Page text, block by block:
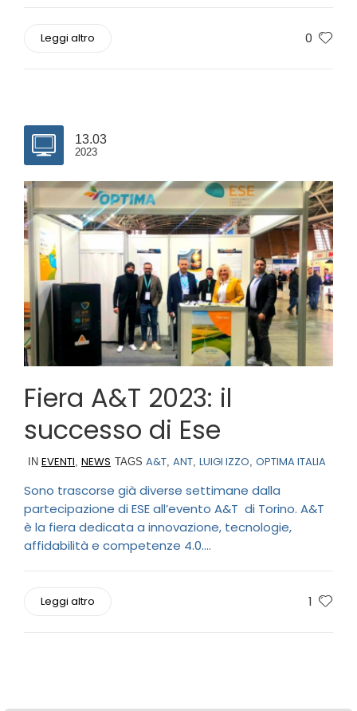
0
Leggi altro
13.03
2023
Fiera A&T 2023: il
successo di Ese
IN EVENTI NEWS TAGS A&T ANT LUIGI IZZO OPTIMA ITALIA
Sono trascorse già diverse settimane dalla
partecipazione di ESE all’evento A&T di Torino. A&T
è la fiera dedicata a innovazione, tecnologie,
affidabilità e competenze 4.0....
1
Leggi altro